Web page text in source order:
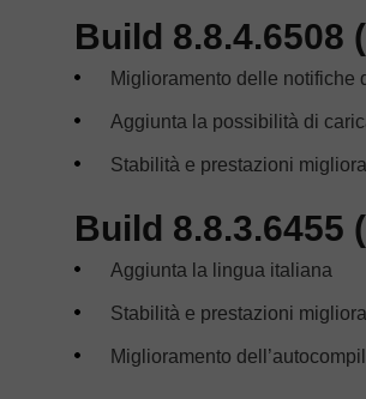
Build 8.8.4.6508
Miglioramento delle notifiche
Aggiunta la possibilità di
Stabilità e prestazioni
Build 8.8.3.6455
Aggiunta la lingua italiana
Stabilità e prestazioni
Miglioramento